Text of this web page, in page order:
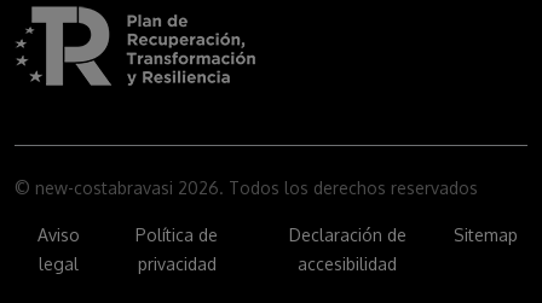
© new-costabravasi 2026. Todos los derechos reservados
Aviso
legal
Política de
privacidad
Declaración de
accesibilidad
Sitemap